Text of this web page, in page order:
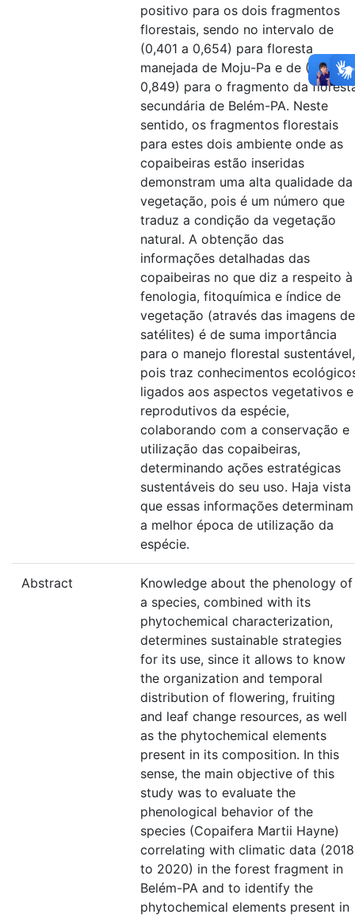
positivo para os dois fragmentos
florestais, sendo no intervalo de
(0,401 a 0,654) para floresta
manejada de Moju-Pa e de (0,736 a
0,849) para o fragmento da
secundária de Belém-PA. Neste
sentido, os fragmentos florestais
para estes dois ambiente onde as
copaibeiras estão inseridas
demonstram uma alta qualidade da
vegetação, pois é um número que
traduz a condição da vegetação
natural. A obtenção das
informações detalhadas das
copaibeiras no que diz a respeito à
fenologia, fitoquímica e índice de
vegetação (através das imagens de
satélites) é de suma importância
para o manejo florestal sustentável,
pois traz conhecimentos
ligados aos aspectos vegetativos e
reprodutivos da espécie,
colaborando com a conservação e
utilização das copaibeiras,
determinando ações estratégicas
sustentáveis do seu uso. Haja vista
que essas informações determinam
a melhor época de utilização da
espécie.
Abstract
Knowledge about the phenology of
a species, combined with its
phytochemical characterization,
determines sustainable strategies
for its use, since it allows to know
the organization and temporal
distribution of flowering, fruiting
and leaf change resources, as well
as the phytochemical elements
present in its composition. In this
sense, the main objective of this
study was to evaluate the
phenological behavior of the
species (Copaifera Martii Hayne)
correlating with climatic data (2018
to 2020) in the forest fragment in
Belém-PA and to identify the
phytochemical elements present in